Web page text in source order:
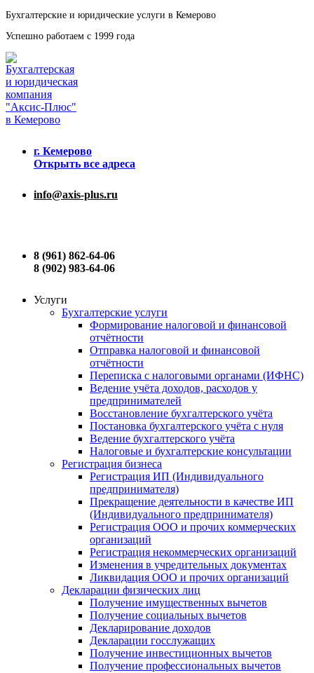
Бухгалтерские и юридические услуги в Кемерово
Успешно работаем с 1999 года
г. Кемерово
Открыть все адреса
info@axis-plus.ru
8 (961) 862-64-06
8 (902) 983-64-06
Услуги
Бухгалтерские услуги
Формирование налоговой и финансовой
отчётности
Отправка налоговой и финансовой
отчётности
Переписка с налоговыми органами (ИФНС)
Ведение учёта доходов, расходов у
предпринимателей
Восстановление бухгалтерского учёта
Постановка бухгалтерского учёта с нуля
Ведение бухгалтерского учёта
Налоговые и бухгалтерские консультации
Регистрация бизнеса
Регистрация ИП (Индивидуального
предпринимателя)
Прекращение деятельности в качестве ИП
(Индивидуального предпринимателя)
Регистрация ООО и прочих коммерческих
организаций
Регистрация некоммерческих организаций
Изменения в учредительных документах
Ликвидация ООО и прочих организаций
Декларации физических лиц
Получение имущественных вычетов
Получение социальных вычетов
Декларирование доходов
Декларации госслужащих
Получение инвестиционных вычетов
Получение профессиональных вычетов